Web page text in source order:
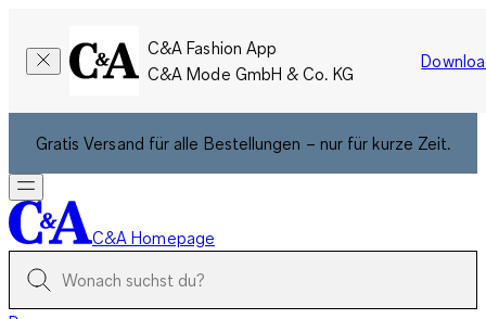
C&A Fashion App
C&A Mode GmbH & Co. KG
Gratis Versand für alle Bestellungen – nur für kurze Zeit.
C&A Homepage